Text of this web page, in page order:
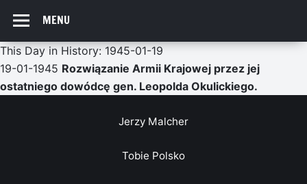
MENU
This Day in History: 1945-01-19
19-01-1945 Rozwiązanie Armii Krajowej przez jej
ostatniego dowódcę gen. Leopolda Okulickiego.
Jerzy Malcher
Tobie Polsko